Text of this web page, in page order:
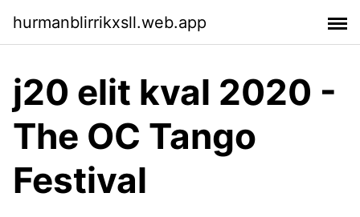
hurmanblirrikxsll.web.app
j20 elit kval 2020 -
The OC Tango
Festival